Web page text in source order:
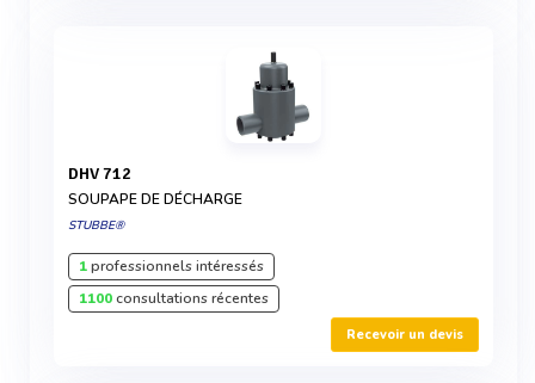
DHV 712
SOUPAPE DE DÉCHARGE
STUBBE®
1professionnels intéressés
1100consultations récentes
Recevoir un devis